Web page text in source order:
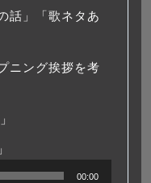
話」「歌ネタあ
ニング挨拶を考
00:00